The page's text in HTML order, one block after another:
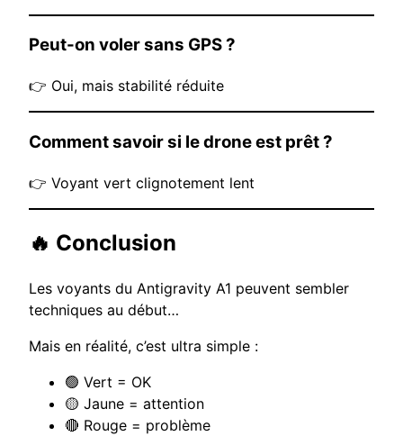
Peut-on voler sans GPS ?
👉 Oui, mais stabilité réduite
Comment savoir si le drone est prêt ?
👉 Voyant vert clignotement lent
🔥 Conclusion
Les voyants du Antigravity A1 peuvent sembler
techniques au début…
Mais en réalité, c’est ultra simple :
🟢 Vert = OK
🟡 Jaune = attention
🔴 Rouge = problème